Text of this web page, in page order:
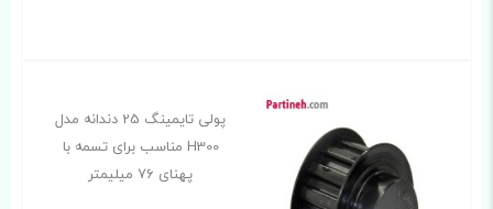
پولی تایمینگ 25 دندانه مدل
H300 مناسب برای تسمه با
پهنای 76 میلیمتر